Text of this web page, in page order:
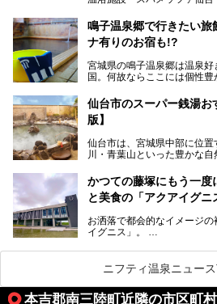
温泉郷の中でも、3本の異な
力は折り紙付き。実際に宿泊
の全貌を詳細レビューします
「サッポロ 濃い搾りレモン
配布します。さらにSNS投
ルサワー ノンアルコール」
ー
提供元：サッポロビール【
鳴子温泉郷で行きたい旅
ナ有りのお宿も!?
宮城県の鳴子温泉郷は温泉
国。何故ならここには個性豊
硫黄泉、塩化物泉、硫酸塩泉
質がそろっているからです。
の旅館・ホテルも立ち寄り
す。
今回はそんな旅館の中から
セレクトしてみました。うち
仙台市のスーパー銭湯
版】
仙台市は、宮城県中部に位
川・青葉山といった豊かな自
人気です。新幹線を使えば
よく、気軽に訪れやすい地
仙台牛タンなどを堪能する
時などに利用しやすい温浴施
かつての藤塚にもう一
と美食の「アクアイグニ
お洒落で都会的なイメージ
イグニス」。
関西空港や吉川美南（埼玉
2年4月にオープンした「ア
温泉の「藤塚の湯」、マル
タリアン「グリーチネ」、
ファリーヌ」、スイーツの
ニフティ温泉ニュー
本吉郡南三陸町近隣の市区町